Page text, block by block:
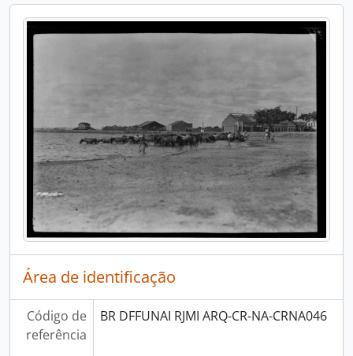
Área de identificação
Código de
referência
BR DFFUNAI RJMI ARQ-CR-NA-CRNA046